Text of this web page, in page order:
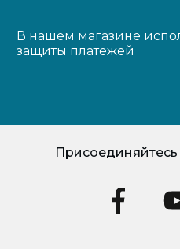
В нашем магазине
защиты платежей
Присоединяйтесь